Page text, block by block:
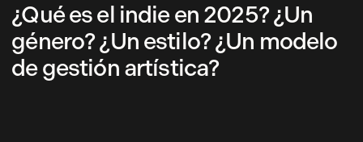
¿Qué es el indie en 2025? ¿Un
género? ¿Un estilo? ¿Un modelo
de gestión artística?